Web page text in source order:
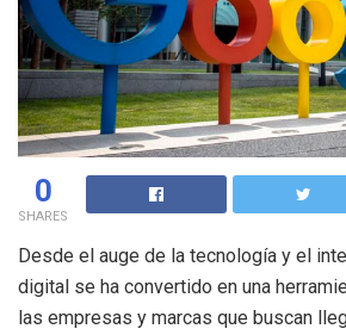
0
SHARES
Desde el auge de la tecnología y el
digital se ha convertido en una
las empresas y marcas que buscan